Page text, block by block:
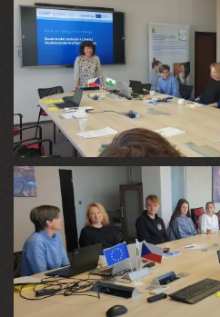
VIEW